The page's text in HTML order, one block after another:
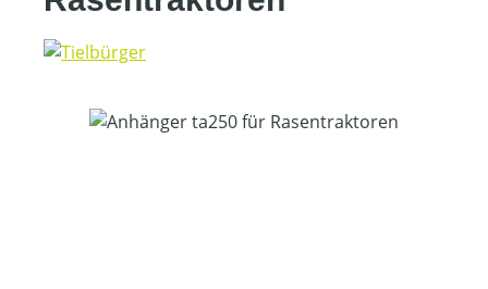
Bildergalerie überspringen